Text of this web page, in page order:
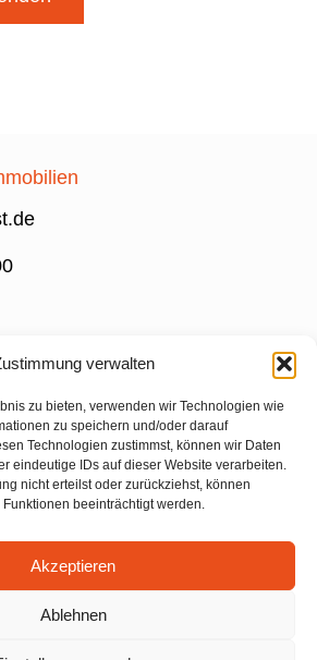
verwalten
zu bieten, verwenden wir Technologien wie
zu speichern und/oder darauf
Technologien zustimmst, können wir Daten
eindeutige IDs auf dieser Website verarbeiten.
nicht erteilst oder zurückziehst, können
beeinträchtigt werden.
Akzeptieren
Ablehnen